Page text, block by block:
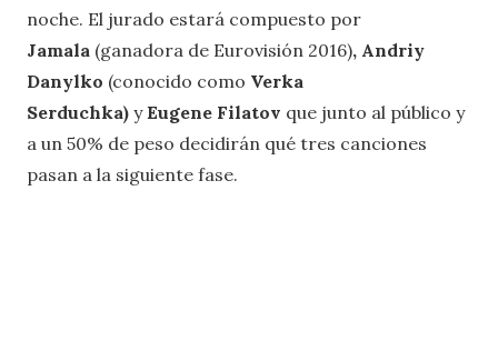
noche. El jurado estará compuesto por
Jamala (ganadora de Eurovisión 2016), Andriy
Danylko (conocido como Verka
Serduchka) yEugene Filatov que junto al público y
a un 50% de peso decidirán qué tres canciones
pasan a la siguiente fase.